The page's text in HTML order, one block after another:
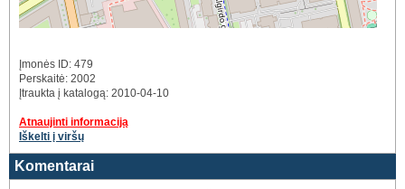
Įmonės ID: 479
Perskaitė: 2002
Įtraukta į katalogą: 2010-04-10
Atnaujinti informaciją
Iškelti į viršų
Komentarai